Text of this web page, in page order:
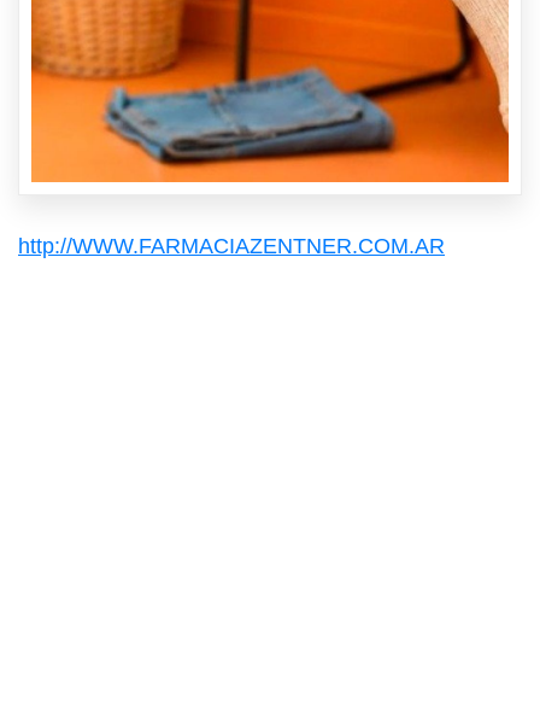
http://WWW.FARMACIAZENTNER.COM.AR